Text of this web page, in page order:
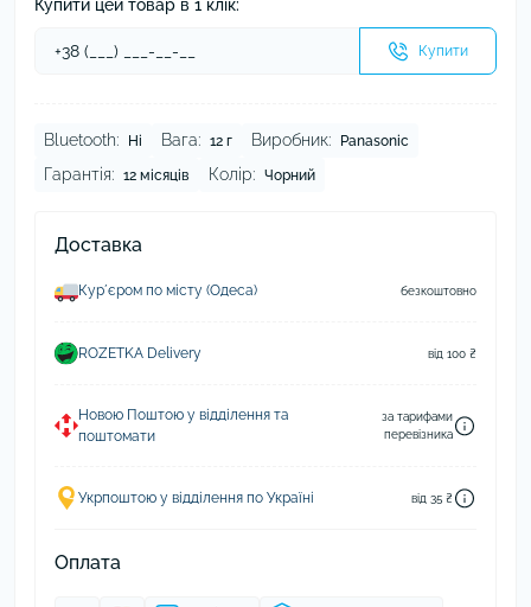
Купити цей товар в 1 клік:
Купити
Bluetooth: Ні Вага: 12 г Виробник: Panasonic
Гарантія: 12 місяців Колір: Чорний
Доставка
Курʼєром по місту (Одеса) безкоштовно
ROZETKA Delivery від 100 ₴
Новою Поштою у відділення та
поштомати
за тарифами
перевізника
Укрпоштою у відділення по Україні від 35 ₴
Оплата